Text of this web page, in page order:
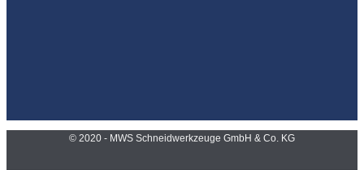
© 2020 - MWS Schneidwerkzeuge GmbH & Co. KG